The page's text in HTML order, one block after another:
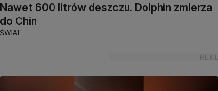
Nawet 600 litrów deszczu. Dolphin zmierza
do Chin
ŚWIAT